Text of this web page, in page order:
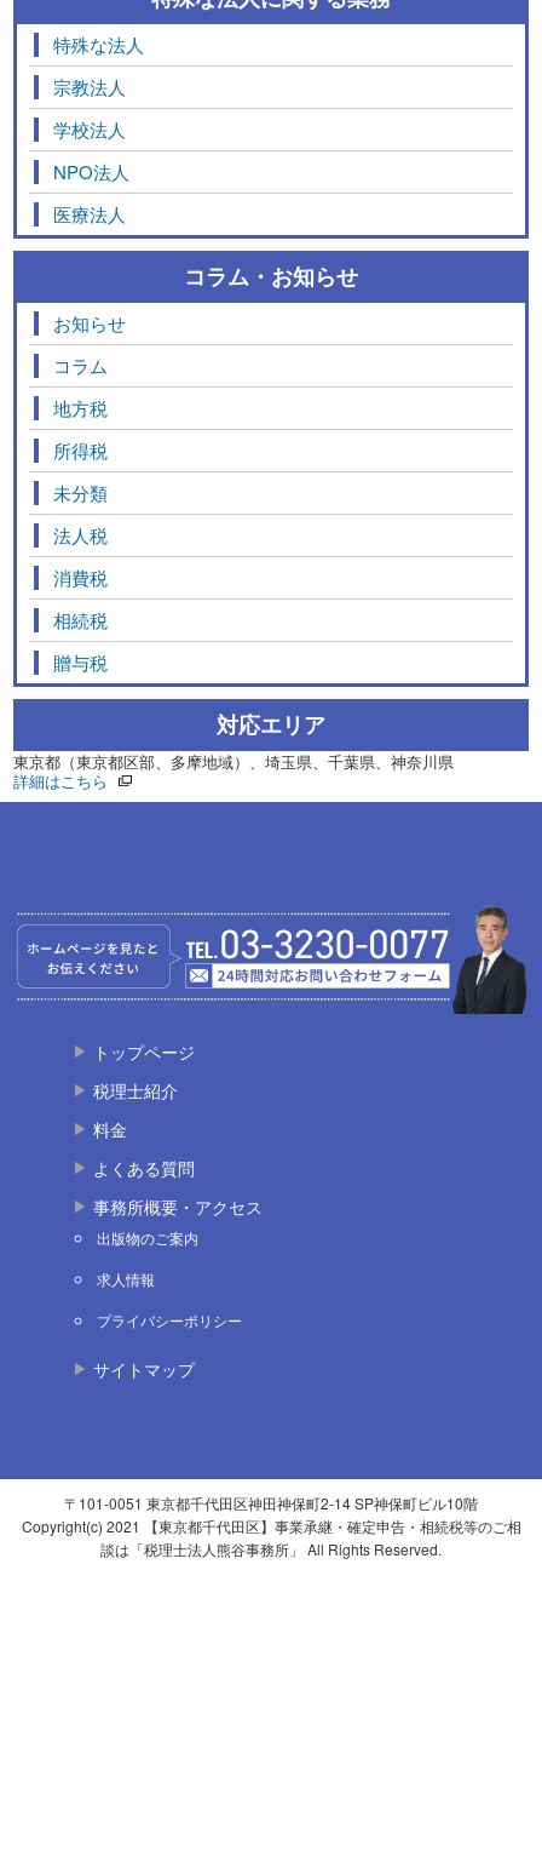
特殊な法人
宗教法人
学校法人
NPO法人
医療法人
コラム・お知らせ
お知らせ
コラム
地方税
所得税
未分類
法人税
消費税
相続税
贈与税
対応エリア
東京都（東京都区部、多摩地域）、埼玉県、千葉県、神奈川県
詳細はこちら
トップページ
税理士紹介
料金
よくある質問
事務所概要・アクセス
出版物のご案内
求人情報
プライバシーポリシー
サイトマップ
〒101-0051 東京都千代田区神田神保町2-14 SP神保町ビル10階
Copyright(c) 2021 【東京都千代田区】事業承継・確定申告・相続税等のご相
談は「税理士法人熊谷事務所」 All Rights Reserved.